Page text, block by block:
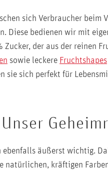
sich Verbraucher
Diese bedienen wir mit
der aus der reinen
sowie leckere Fruchtshapes
sie sich perfekt für
äußerst wichtig.
natürlichen, kräftigen